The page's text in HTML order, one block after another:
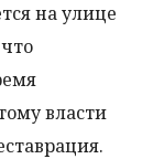
на улице
власти